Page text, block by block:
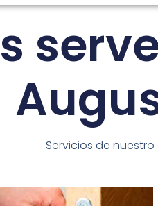
Servicios de